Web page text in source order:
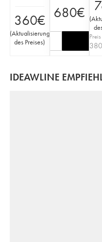
360€
(Aktualisierung
des Preises)
680€ (
380
IDEAWLINE